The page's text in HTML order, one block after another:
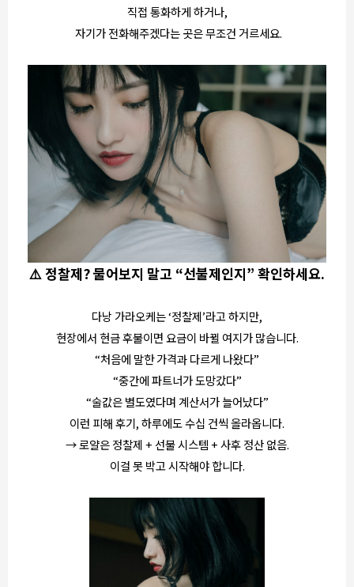
직접 통화하게 하거나,
자기가 전화해주겠다는 곳은 무조건 거르세요.
⚠️ 정찰제? 물어보지 말고 “선불제인지” 확인하세요.
다낭 가라오케는 ‘정찰제’라고 하지만,
현장에서 현금 후불이면 요금이 바뀔 여지가 많습니다.
“처음에 말한 가격과 다르게 나왔다”
“중간에 파트너가 도망갔다”
“술값은 별도였다며 계산서가 늘어났다”
이런 피해 후기, 하루에도 수십 건씩 올라옵니다.
→ 로얄은 정찰제 + 선불 시스템 + 사후 정산 없음.
이걸 못 박고 시작해야 합니다.